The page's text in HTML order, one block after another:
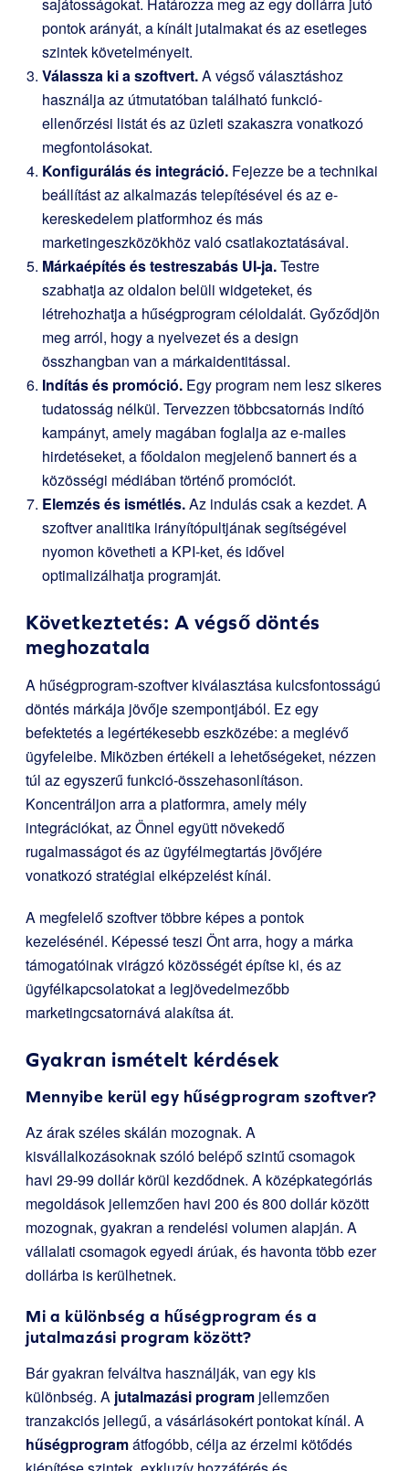
pontok arányát, a kínált jutalmakat és az esetleges
szintek követelményeit.
Válassza ki a szoftvert.A végső választáshoz
használja az útmutatóban található funkció-
ellenőrzési listát és az üzleti szakaszra vonatkozó
megfontolásokat.
Konfigurálás és integráció. Fejezze be a technikai
beállítást az alkalmazás telepítésével és az e-
kereskedelem platformhoz és más
marketingeszközökhöz való csatlakoztatásával.
Márkaépítés és testreszabás UI-ja.Testre
szabhatja az oldalon belüli widgeteket, és
létrehozhatja a hűségprogram céloldalát. Győződjön
meg arról, hogy a nyelvezet és a design
összhangban van a márkaidentitással.
Indítás és promóció. Egy program nem lesz sikeres
tudatosság nélkül. Tervezzen többcsatornás indító
kampányt, amely magában foglalja az e-mailes
hirdetéseket, a főoldalon megjelenő bannert és a
közösségi médiában történő promóciót.
Elemzés és ismétlés.Az indulás csak a kezdet. A
szoftver analitika irányítópultjának segítségével
nyomon követheti a KPI-ket, és idővel
optimalizálhatja programját.
Következtetés: A végső döntés
meghozatala
A hűségprogram-szoftver kiválasztása kulcsfontosságú
döntés márkája jövője szempontjából. Ez egy
befektetés a legértékesebb eszközébe: a meglévő
ügyfeleibe. Miközben értékeli a lehetőségeket, nézzen
túl az egyszerű funkció-összehasonlításon.
Koncentráljon arra a platformra, amely mély
integrációkat, az Önnel együtt növekedő
rugalmasságot és az ügyfélmegtartás jövőjére
vonatkozó stratégiai elképzelést kínál.
A megfelelő szoftver többre képes a pontok
kezelésénél. Képessé teszi Önt arra, hogy a márka
támogatóinak virágzó közösségét építse ki, és az
ügyfélkapcsolatokat a legjövedelmezőbb
marketingcsatornává alakítsa át.
Gyakran ismételt kérdések
Mennyibe kerül egy hűségprogram szoftver?
Az árak széles skálán mozognak. A
kisvállalkozásoknak szóló belépő szintű csomagok
havi 29-99 dollár körül kezdődnek. A középkategóriás
megoldások jellemzően havi 200 és 800 dollár között
mozognak, gyakran a rendelési volumen alapján. A
vállalati csomagok egyedi árúak, és havonta több ezer
dollárba is kerülhetnek.
Mi a különbség a hűségprogram és a
jutalmazási program között?
Bár gyakran felváltva használják, van egy kis
különbség. A jutalmazási program jellemzően
tranzakciós jellegű, a vásárlásokért pontokat kínál. A
hűségprogramátfogóbb, célja az érzelmi kötődés